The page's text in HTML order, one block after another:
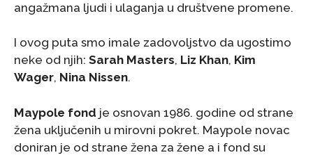
angažmana ljudi i ulaganja u društvene promene.
I ovog puta smo imale zadovoljstvo da ugostimo
neke od njih: Sarah Masters, Liz Khan, Kim
Wager, Nina Nissen.
Maypole fond je osnovan 1986. godine od strane
žena uključenih u mirovni pokret. Maypole novac
doniran je od strane žena za žene a i fond su